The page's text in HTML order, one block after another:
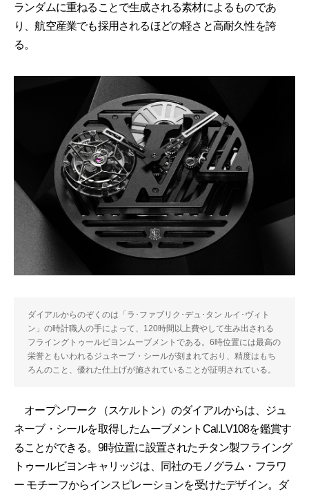
ランダムに重ねることで生成される素材によるものであ
り、航空産業でも採用されるほどの軽さと高耐久性を誇
る。
ダイアルからのぞくのは「ラ･ファブリク･デュ･タン ルイ･ヴィト
ン」の時計職人の手によって、120時間以上費やして生み出される
フライングトゥールビヨンムーブメントである。6時位置には最高の
栄誉ともいわれるジュネーブ・シールが刻まれており、精度はもち
ろんのこと、優れた仕上げが施されていることが証明されている。
オープンワーク（スケルトン）のダイアルからは、ジュ
ネーブ・シールを取得したムーブメントCal.LV108を鑑賞す
ることができる。9時位置に設置されたチタン製フライング
トゥールビヨンキャリッジは、同社のモノグラム・フラワ
ー モチーフからインスピレーションを受けたデザイン。ダ